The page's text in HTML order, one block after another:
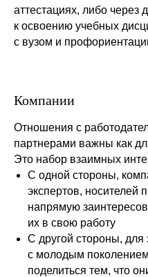
аттестациях, либо через
к освоению учебных
с вузом и
Компании
Отношения с
партнерами важны как
Это набор взаимных
С одной стороны,
экспертов, носителей
напрямую
их в свою работу
С другой стороны, для
с молодым
поделиться тем, что